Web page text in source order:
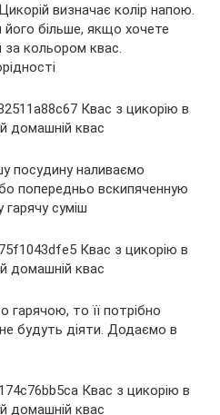
визначає колір напою.
більше, якщо хочете
за кольором квас.
посудину наливаємо
попередньо вскипяченную
суміш
то її потрібно
будуть діяти. Додаємо в